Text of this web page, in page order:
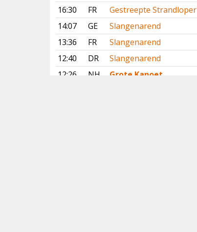
16:30
FR
Gestreepte Strandloper
14:07
GE
Slangenarend
13:36
FR
Slangenarend
12:40
DR
Slangenarend
12:26
NH
Grote Kanoet